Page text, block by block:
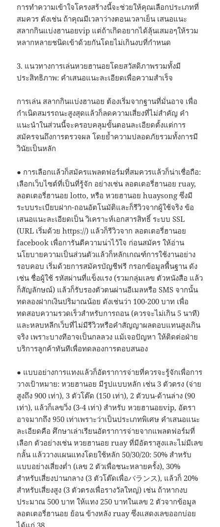
การทำความเข้าใจโครงสร้างนี้จะช่วยให้คุณเลือกประเภทที่
สมควร ดังเช่น ถ้าคุณมีเวลาว่างตอนเวลาเย็น เสนอแนะ
สลากกินแบ่งฮานอยvip แต่ถ้าเกิดอยากได้ลุ้นเสมอๆให้รวม
หลากหลายชนิดเข้าด้วยกันโดยไม่เกินงบที่กำหนด
3. แนวทางการเล่นหวยฮานอยโดยสวัสดิภาพรวมทั้งมี
ประสิทธิภาพ: คำเสนอแนะละเอียดเพื่อความสำเร็จ
การเล่น สลากกินแบ่งฮานอย ต้องเริ่มจากฐานที่มั่นอาจ เพื่อ
กำเนิดสมรรถนะสูงสุดแล้วก็ลดความเสี่ยงที่ไม่สำคัญ คำ
แนะนำในส่วนนี้จะครอบคลุมขั้นตอนละเอียดตั้งแต่การ
สมัครจนถึงการตรวจผล โดยย้ำความปลอดภัยรวมทั้งการมี
วินัยเป็นหลัก
● การเลือกแล้วก็สมัครแพลตฟอร์มที่สมควรแล้วก็น่าเชื่อถือ:
เลือกเว็บไซต์ที่เป็นที่รู้จัก อย่างเช่น ลอตเตอรี่ฮานอย ruay,
ลอตเตอรี่ฮานอย lotto, หรือ หวยฮานอย huaysong ซึ่งมี
ระบบระเบียบฝาก-ถอนอัตโนมัติและก็รีวิวจากผู้ใช้จริง ข้อ
เสนอแนะละเอียดเป็น วิเคราะห์เอกสารสิทธิ์ ระบบ SSL
(URL เริ่มด้วย https://) แล้วก็รีวิวจาก ลอตเตอรี่ฮานอย
facebook เพื่อการันตีความน่าไว้ใจ ก่อนสมัคร ให้อ่าน
นโยบายความเป็นส่วนตัวแล้วก็หลักเกณฑ์การใช้งานอย่าง
รอบคอบ เริ่มด้วยการสมัครบัญชีฟรี กรอกข้อมูลพื้นฐาน ดัง
เช่น ชื่อผู้ใช้ รหัสผ่านที่แข็งแรง (รวมกลุ่มเลข ตัวหนังสือ แล้ว
ก็สัญลักษณ์) แล้วก็รับรองตัวตนผ่านอีเมลหรือ SMS จากนั้น
ทดลองฝากเงินปริมาณน้อย ดังเช่นว่า 100-200 บาท เพื่อ
ทดสอบความรวดเร็วสำหรับการถอน (ควรจะไม่เกิน 5 นาที)
และหลบหลีกเว็บที่ไม่มีรีวิวหรือคำสัญญาผลตอบแทนสูงเกิน
จริง เพราะบางทีอาจเป็นกลลวง แม้เจอปัญหา ให้ติดต่อฝ่าย
บริการลูกค้าทันทีเพื่อทดลองการตอบสนอง
● แบบอย่างการแทงแล้วก็อัตราการจ่ายที่ควรจะรู้จักเพื่อการ
วางเป้าหมาย: หวยฮานอย มีรูปแบบหลัก เช่น 3 ตัวตรง (จ่าย
สูงถึง 900 เท่า), 3 ตัวโต๊ด (150 เท่า), 2 ตัวบน-ด้านล่าง (90
เท่า), แล้วก็เลขวิ่ง (3-4 เท่า) สำหรับ หวยฮานอยvip, อัตรา
อาจมากถึง 950 เท่าเพราะว่าเป็นประเภทพิเศษ คำเสนอแนะ
ละเอียดคือ ศึกษาเล่าเรียนอัตราการจ่ายจากแพลตฟอร์มที่
เลือก ตัวอย่างเช่น หวยฮานอย ruay ที่มีอัตราสูงและไม่มีเลข
กลั้น แล้ววางแผนแทงโดยใช้หลัก 50/30/20: 50% สำหรับ
แบบอย่างเสี่ยงต่ำ (เลข 2 ตัวเพื่อชนะหลายครั้ง), 30%
สำหรับเสี่ยงปานกลาง (3 ตัวโต๊ดเพื่อバランス), แล้วก็ 20%
สำหรับเสี่ยงสูง (3 ตัวตรงเพื่อรางวัลใหญ่) เช่น ถ้าหากงบ
ประมาณ 500 บาท ให้แทง 250 บาทในเลข 2 ตัวจากข้อมูล
ลอตเตอรี่ฮานอย ย้อน ข้างหลัง ruay ซึ่งแสดงเลขออกบ่อย